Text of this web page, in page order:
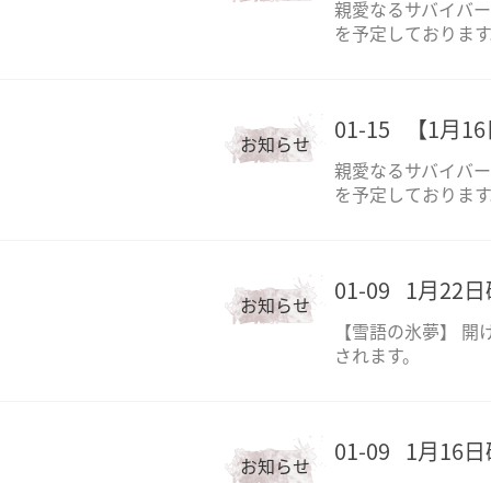
親愛なるサバイバ
を予定しておりま
お知らせ
01-15 【1月
親愛なるサバイバ
を予定しておりま
お知らせ
01-09 1月22
【雪語の氷夢】
されます。
お知らせ
01-09 1月16